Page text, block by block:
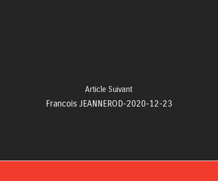
Article Suivant
Francois JEANNEROD-2020-12-23